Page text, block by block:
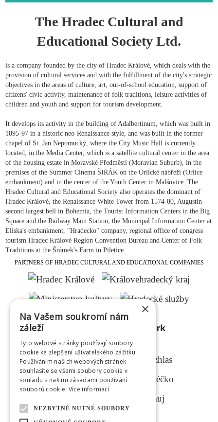
The Hradec Cultural and
Educational Society Ltd.
is a company founded by the city of Hradec Králové, which deals with the
provision of cultural services and with the fulfillment of the city's strategic
objectives in the areas of culture, art, out-of-school education, support of
citizens' civic activity, maintenance of folk traditions, leisure activities of
children and youth and support for tourism development.
It develops its activity in the building of Adalbertinum, which was built in
1895-97 in a historic neo-Renaissance style, and was built in the former
chapel of St. Jan Nepomucký, where the City Music Hall is currently
located, in the Media Center, which is a satellite cultural center in the area
of ​​the housing estate in Moravské Předměstí (Moravian Suburb), in the
premises of the Summer Cinema ŠIRÁK on the Orlické nábřeží (Orlice
embankment) and in the center of the Youth Center in Malšovice. The
Hradec Cultural and Educational Society also operates the dominant of
Hradec Králové, the Renaissance White Tower from 1574-80, Augustin-
second largest bell in Bohemia, the Tourist Information Centers in the Big
Square and the Railway Main Station, the Municipal Information Center at
Eliska's embankment, "Hradecko" company, regional office of congress
tourism Hradec Králové Region Convention Bureau and Center of Folk
Traditions at the Šrámek's Farm in Piletice.
PARTNERS OF HRADEC CULTURAL AND EDUCATIONAL COMPANIES
MEDIAL PARTNERS
×
Na Vašem soukromí nám
záleží
Tyto webové stránky používají soubory
cookie ke zlepšení uživatelského zážitku.
Používáním našich webových stránek
souhlasíte se všemi soubory cookie v
souladu s našimi zásadami používání
souborů cookie. Více informací
NEZBYTNĚ NUTNÉ SOUBORY